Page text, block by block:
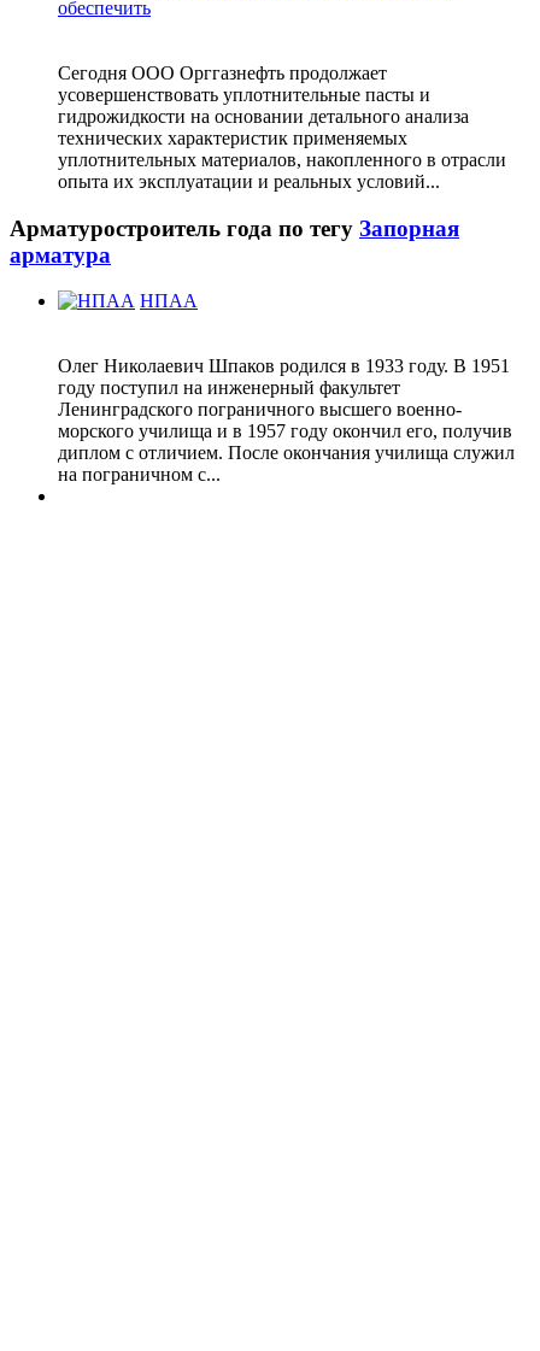
обеспечить
Сегодня ООО Орггазнефть продолжает
усовершенствовать уплотнительные пасты и
гидрожидкости на основании детального анализа
технических характеристик применяемых
уплотнительных материалов, накопленного в отрасли
опыта их эксплуатации и реальных условий...
Арматуростроитель года по тегу Запорная
арматура
НПАА
Олег Николаевич Шпаков родился в 1933 году. В 1951
году поступил на инженерный факультет
Ленинградского пограничного высшего военно-
морского училища и в 1957 году окончил его, получив
диплом с отличием. После окончания училища служил
на пограничном с...